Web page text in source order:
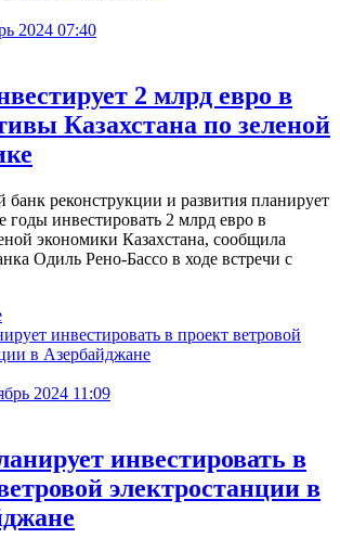
2024 07:40
2 млрд евро в
Казахстана по зеленой
банк реконструкции и развития планирует
инвестировать 2 млрд евро в
экономики Казахстана, сообщила
Одиль Рено-Бассо в ходе встречи с
2024 11:09
инвестировать в
электростанции в